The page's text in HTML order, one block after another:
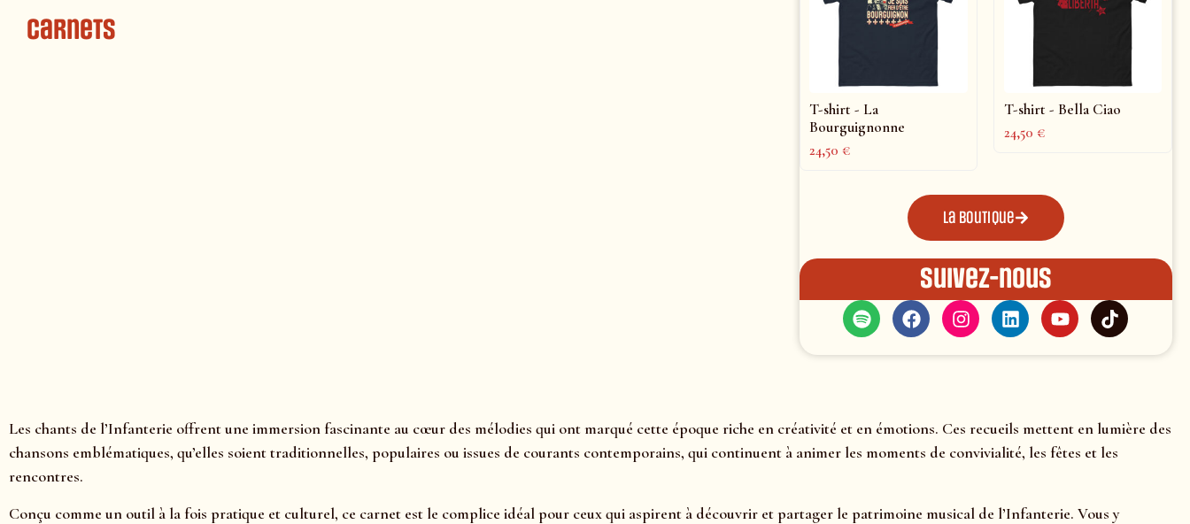
Carnets
T-shirt - La
Bourguignonne
24,50€
T-shirt - Bella Ciao
24,50€
La boutique
Suivez-nous
Les chants de l’Infanterie offrent une immersion fascinante au cœur des mélodies qui ont marqué cette époque riche en créativité et en émotions. Ces recueils mettent en lumière des
chansons emblématiques, qu’elles soient traditionnelles, populaires ou issues de courants contemporains, qui continuent à animer les moments de convivialité, les fêtes et les
rencontres.
Conçu comme un outil à la fois pratique et culturel, ce carnet est le complice idéal pour ceux qui aspirent à découvrir et partager le patrimoine musical de l’Infanterie. Vous y